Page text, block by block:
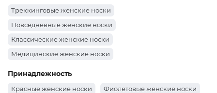
Треккинговые женские носки
Повседневные женские носки
Классические женские носки
Медицинские женские носки
Принадлежность
Красные женские носки
Фиолетовые женские носки